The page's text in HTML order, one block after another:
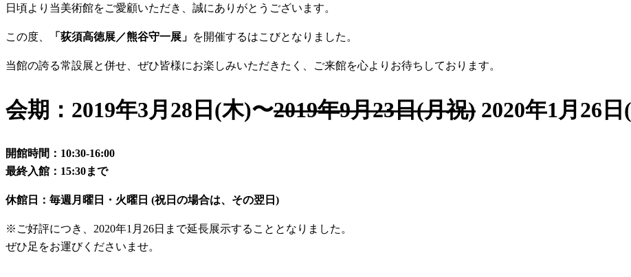
日頃より当美術館をご愛顧いただき、誠にありがとうございます。
この度、 「荻須高徳展／熊谷守一展」 を開催するはこびとなりました。
当館の誇る常設展と併せ、ぜひ皆様にお楽しみいただきたく、ご来館を心よりお待ちしております。
会期：2019年3月28日(木)〜2019年9月23日(月祝) 2020年1月26日
開館時間：10:30-16:00
最終入館：15:30まで
休館日：毎週月曜日・火曜日 (祝日の場合は、その翌日)
※ご好評につき、2020年1月26日まで延長展示することとなりました。
ぜひ足をお運びくださいませ。